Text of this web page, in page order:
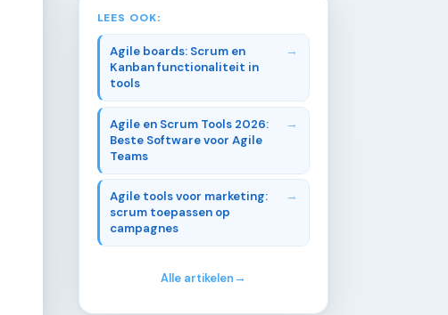
LEES OOK:
Agile boards: Scrum en
Kanban functionaliteit in
tools
Agile en Scrum Tools 2026:
Beste Software voor Agile
Teams
Agile tools voor marketing:
scrum toepassen op
campagnes
Alle artikelen